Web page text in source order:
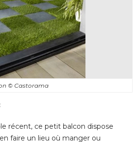
© Castorama
récent, ce petit balcon dispose
faire un lieu où manger ou